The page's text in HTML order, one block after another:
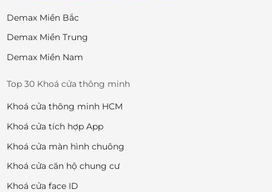
Demax Miền Bắc
Demax Miền Trung
Demax Miền Nam
Top 30 Khoá cửa thông minh
Khoá cửa thông minh HCM
Khoá cửa tích hợp App
Khoá cửa màn hình chuông
Khoá cửa căn hộ chung cư
Khoá cửa face ID